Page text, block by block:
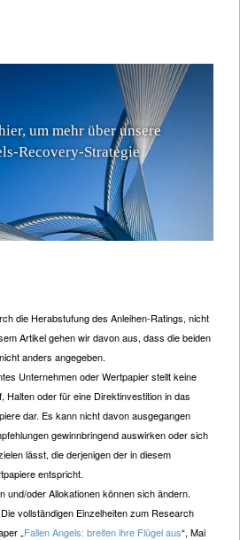
ier, um mehr über unsere
ls-Recovery-Strategie zu
die Herabstufung des Anleihen-Ratings, nicht
Artikel gehen wir davon aus, dass die beiden
anders angegeben.
Unternehmen oder Wertpapier stellt keine
Halten oder für eine Direktinvestition in das
dar. Es kann nicht davon ausgegangen
gewinnbringend auswirken oder sich
lässt, die derjenigen der in diesem
entspricht.
und/oder Allokationen können sich ändern.
vollständigen Einzelheiten zum Research
„Fallen Angels: breiten ihre Flügel aus“, Mai